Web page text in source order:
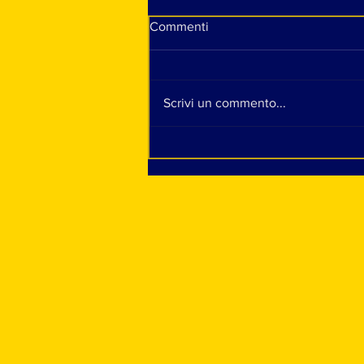
un esame e l'altro: "Fare la
cantante è il mio sogno fin da
Commenti
Scrivi un commento...